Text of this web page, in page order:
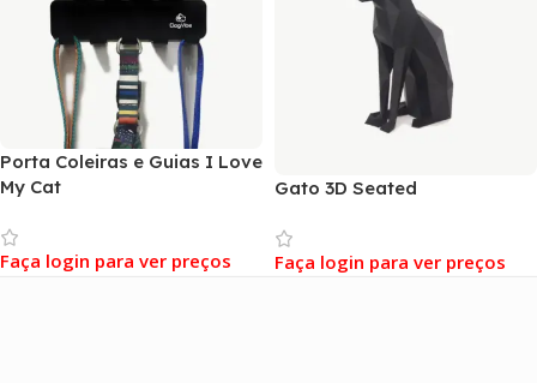
Porta Coleiras e Guias I Love
My Cat
Faça login para ver preços
Gato 3D Seated
Faça login para ver preços